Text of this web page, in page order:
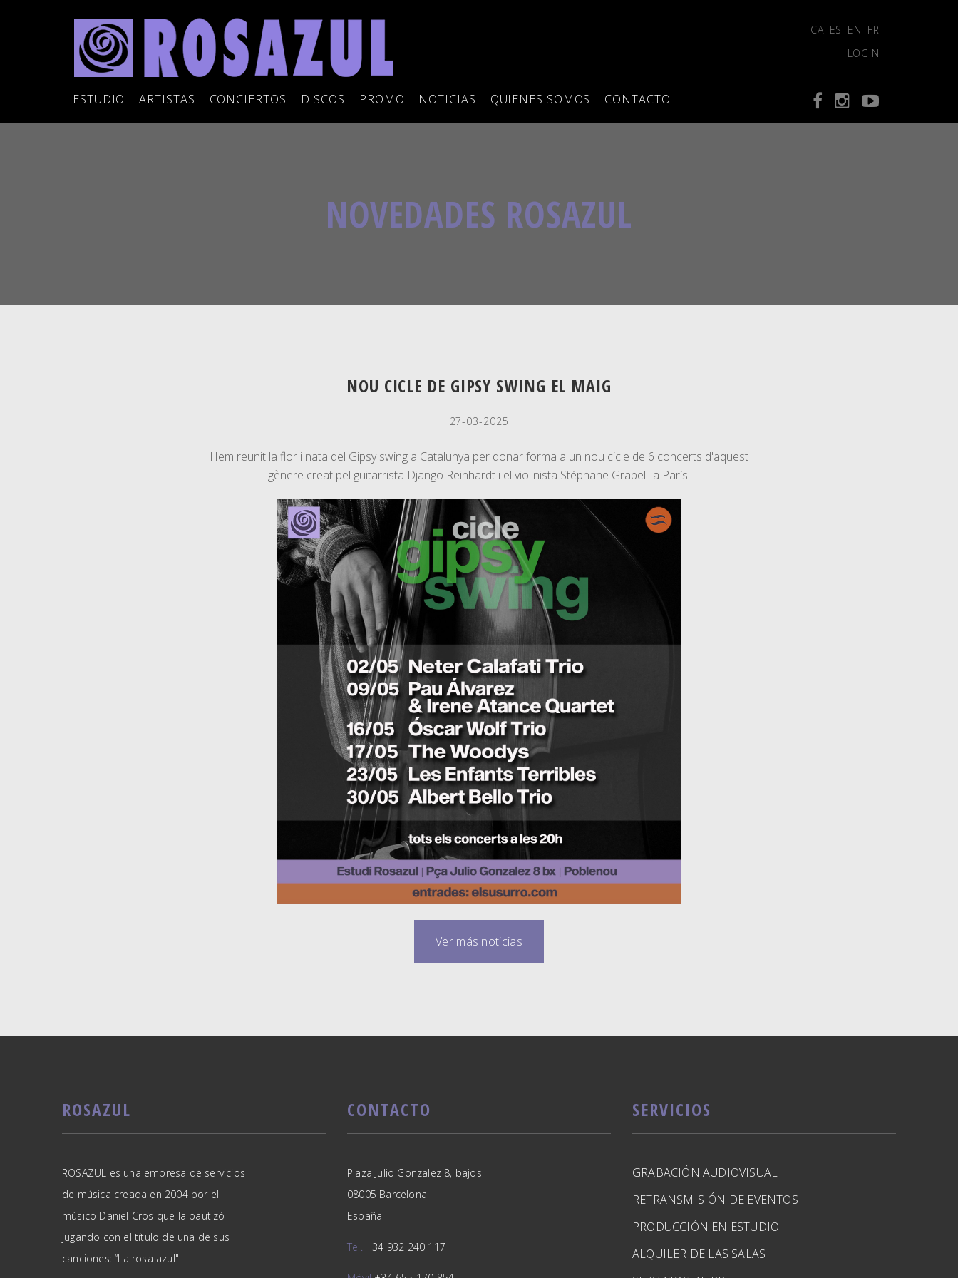
CA ES EN FR
LOGIN
ESTUDIO ARTISTAS CONCIERTOS DISCOS PROMO NOTICIAS QUIENES SOMOS CONTACTO
NOVEDADES ROSAZUL
NOU CICLE DE GIPSY SWING EL MAIG
27-03-2025
Hem reunit la flor i nata del Gipsy swing a Catalunya per donar forma a un nou cicle de 6 concerts d'aquest
gènere creat pel guitarrista Django Reinhardt i el violinista Stéphane Grapelli a París.
Ver más noticias
ROSAZUL
ROSAZUL es una empresa de servicios
de música creada en 2004 por el
músico Daniel Cros que la bautizó
jugando con el título de una de sus
canciones: “La rosa azul"
CONTACTO
Plaza Julio Gonzalez 8, bajos
08005 Barcelona
España
Tel. +34 932 240 117
SERVICIOS
GRABACIÓN AUDIOVISUAL
RETRANSMISIÓN DE EVENTOS
PRODUCCIÓN EN ESTUDIO
ALQUILER DE LAS SALAS